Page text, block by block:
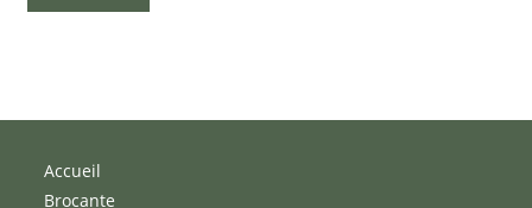
Accueil
Brocante